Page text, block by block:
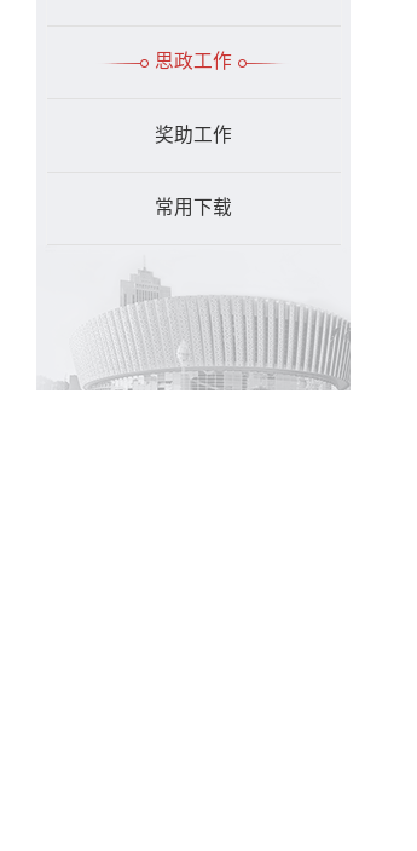
思政工作
奖助工作
常用下载